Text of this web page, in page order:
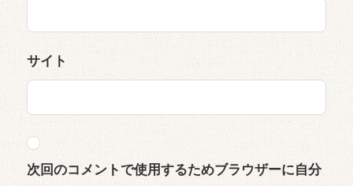
サイト
次回のコメントで使用するためブラウザーに自分